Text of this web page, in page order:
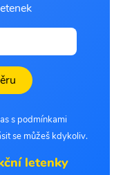
s podmínkami
se můžeš kdykoliv.
letenky